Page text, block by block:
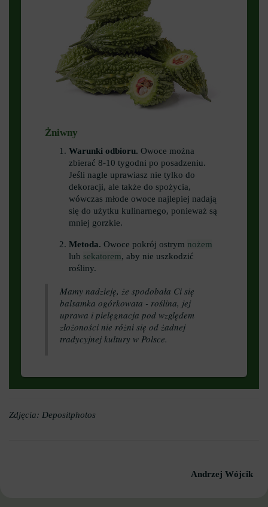
Żniwny
Warunki odbioru. Owoce można
zbierać 8-10 tygodni po posadzeniu.
Jeśli nagle uprawiasz nie tylko do
dekoracji, ale także do spożycia,
wówczas młode owoce najlepiej nadają
się do użytku kulinarnego, ponieważ są
mniej gorzkie.
Metoda. Owoce pokrój ostrym nożem
lub sekatorem, aby nie uszkodzić
rośliny.
Mamy nadzieję, że spodobała Ci się
balsamka ogórkowata - roślina, jej
uprawa i pielęgnacja pod względem
złożoności nie różni się od żadnej
tradycyjnej kultury w Polsce.
Zdjęcia: Depositphotos
Andrzej Wójcik